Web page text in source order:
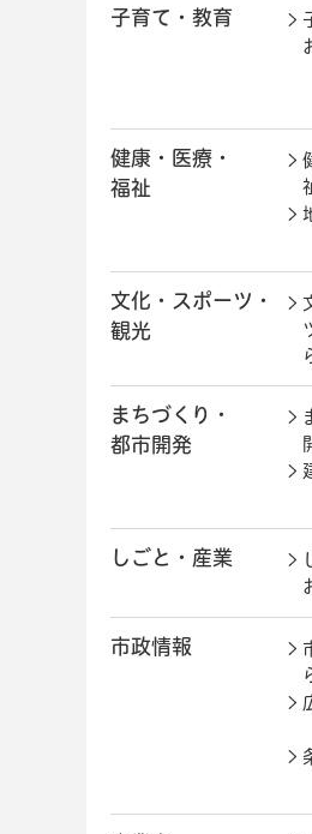
子育て・教育
健康・医療・
福祉
文化・スポーツ・
観光
まちづくり・
都市開発
しごと・産業
市政情報